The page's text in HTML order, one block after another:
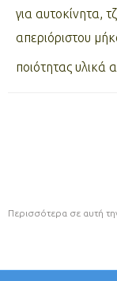
για αυτοκίνητα,
απεριόριστου
ποιότητας υλικά
Περισσότερα σε αυτή